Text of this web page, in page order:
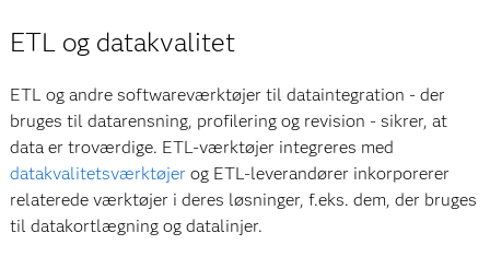
ETL og datakvalitet
ETL og andre softwareværktøjer til dataintegration - der
bruges til datarensning, profilering og revision - sikrer, at
data er troværdige. ETL-værktøjer integreres med
datakvalitetsværktøjerog ETL-leverandører inkorporerer
relaterede værktøjer i deres løsninger, f.eks. dem, der bruges
til datakortlægning og datalinjer.